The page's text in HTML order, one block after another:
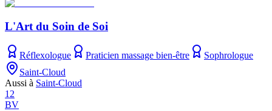
L'Art du Soin de Soi
Réflexologue Praticien massage bien-être
Sophrologue
Saint-Cloud
Aussi à Saint-Cloud
12
BV